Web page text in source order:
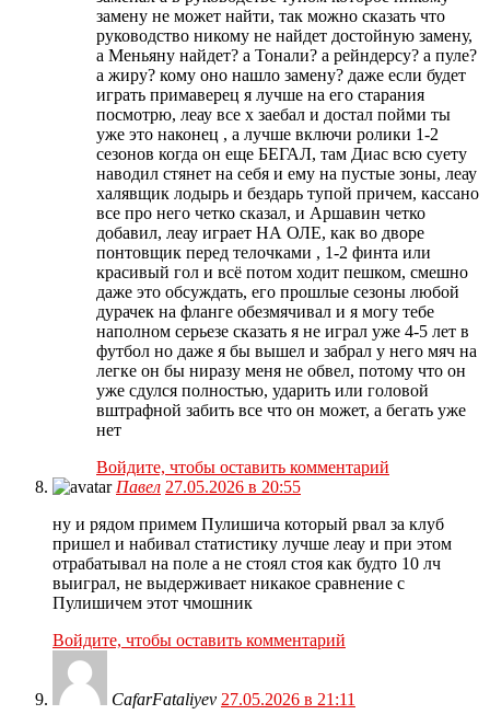
замену не может найти, так можно сказать что
руководство никому не найдет достойную замену,
а Меньяну найдет? а Тонали? а рейндерсу? а пуле?
а жиру? кому оно нашло замену? даже если будет
играть примаверец я лучше на его старания
посмотрю, леау все х заебал и достал пойми ты
уже это наконец , а лучше включи ролики 1-2
сезонов когда он еще БЕГАЛ, там Диас всю суету
наводил стянет на себя и ему на пустые зоны, леау
халявщик лодырь и бездарь тупой причем, кассано
все про него четко сказал, и Аршавин четко
добавил, леау играет НА ОЛЕ, как во дворе
понтовщик перед телочками , 1-2 финта или
красивый гол и всё потом ходит пешком, смешно
даже это обсуждать, его прошлые сезоны любой
дурачек на фланге обезмячивал и я могу тебе
наполном серьезе сказать я не играл уже 4-5 лет в
футбол но даже я бы вышел и забрал у него мяч на
легке он бы ниразу меня не обвел, потому что он
уже сдулся полностью, ударить или головой
вштрафной забить все что он может, а бегать уже
нет
Войдите, чтобы оставить комментарий
Павел 27.05.2026 в 20:55
ну и рядом примем Пулишича который рвал за клуб
пришел и набивал статистику лучше леау и при этом
отрабатывал на поле а не стоял стоя как будто 10 лч
выиграл, не выдерживает никакое сравнение с
Пулишичем этот чмошник
Войдите, чтобы оставить комментарий
CafarFataliyev 27.05.2026 в 21:11